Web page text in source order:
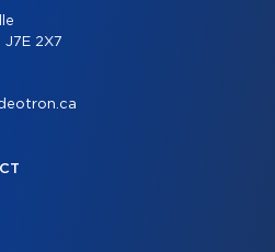
2X7